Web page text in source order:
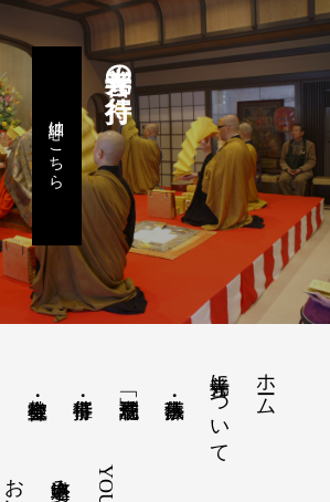
善光寺の行持
詳細はこちら
ホーム
善光寺について
塔婆申込み